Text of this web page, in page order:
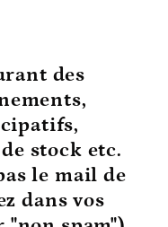
des
stock etc.
le mail de
dans vos